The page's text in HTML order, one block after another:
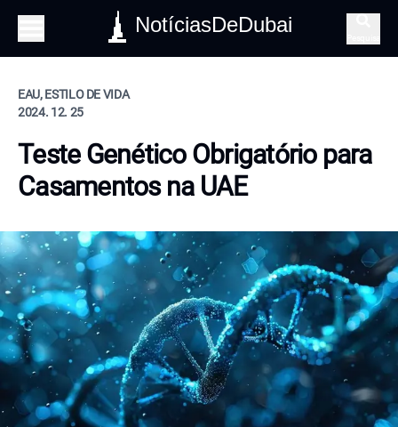
NotíciasDeDubai
EAU, ESTILO DE VIDA
2024. 12. 25
Teste Genético Obrigatório para
Casamentos na UAE